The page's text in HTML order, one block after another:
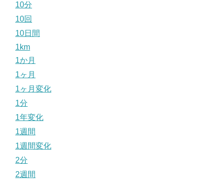
10分
10回
10日間
1km
1か月
1ヶ月
1ヶ月変化
1分
1年変化
1週間
1週間変化
2分
2週間